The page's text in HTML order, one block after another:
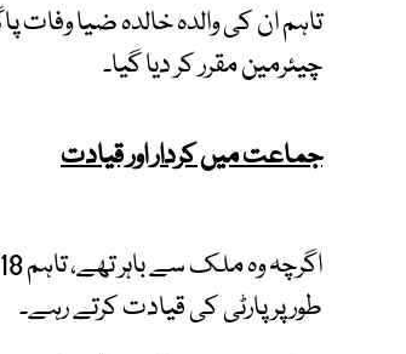
چیئرمین مقرر کر دیا گیا۔
جماعت میں کردار اور قیادت
طور پر پارٹی کی قیادت کرتے رہے۔